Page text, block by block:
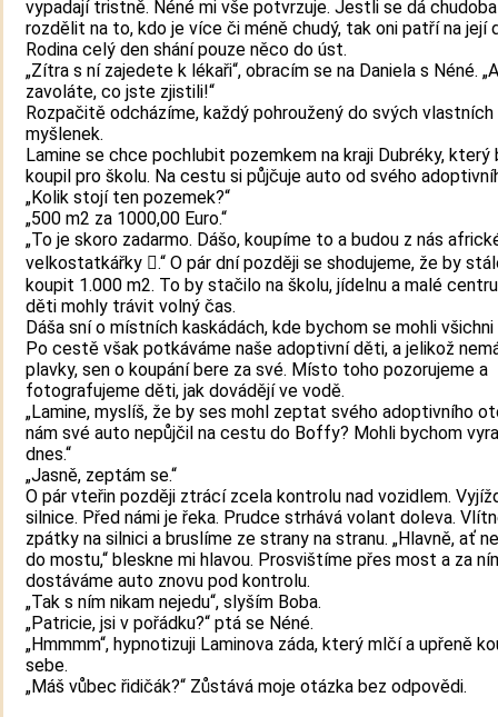
vypadají tristně. Néné mi vše potvrzuje. Jestli se dá
rozdělit na to, kdo je více či méně chudý, tak oni patří na její
Rodina celý den shání pouze něco do úst.
„Zítra s ní zajedete k lékaři“, obracím se na Daniela s Néné.
zavoláte, co jste zjistili!“
Rozpačitě odcházíme, každý pohroužený do svých vlastních
myšlenek.
Lamine se chce pochlubit pozemkem na kraji Dubréky, který
koupil pro školu. Na cestu si půjčuje auto od svého
„Kolik stojí ten pozemek?“
„500 m2 za 1000,00 Euro.“
„To je skoro zadarmo. Dášo, koupíme to a budou z nás
velkostatkářky .“ O pár dní později se shodujeme, že by
koupit 1.000 m2. To by stačilo na školu, jídelnu a malé
děti mohly trávit volný čas.
Dáša sní o místních kaskádách, kde bychom se mohli
Po cestě však potkáváme naše adoptivní děti, a jelikož
plavky, sen o koupání bere za své. Místo toho pozorujeme a
fotografujeme děti, jak dovádějí ve vodě.
„Lamine, myslíš, že by ses mohl zeptat svého adoptivního
nám své auto nepůjčil na cestu do Boffy? Mohli bychom
dnes.“
„Jasně, zeptám se.“
O pár vteřin později ztrácí zcela kontrolu nad vozidlem.
silnice. Před námi je řeka. Prudce strhává volant doleva.
zpátky na silnici a bruslíme ze strany na stranu. „Hlavně, ať
do mostu,“ bleskne mi hlavou. Prosvištíme přes most a za
dostáváme auto znovu pod kontrolu.
„Tak s ním nikam nejedu“, slyším Boba.
„Patricie, jsi v pořádku?“ ptá se Néné.
„Hmmmm“, hypnotizuji Laminova záda, který mlčí a upřeně
sebe.
„Máš vůbec řidičák?“ Zůstává moje otázka bez odpovědi.